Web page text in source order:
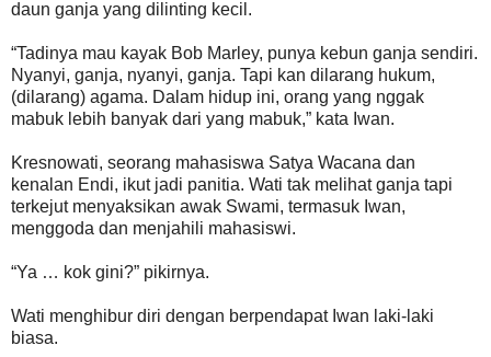
daun ganja yang dilinting kecil.
“Tadinya mau kayak Bob Marley, punya kebun ganja sendiri.
Nyanyi, ganja, nyanyi, ganja. Tapi kan dilarang hukum,
(dilarang) agama. Dalam hidup ini, orang yang nggak
mabuk lebih banyak dari yang mabuk,” kata Iwan.
Kresnowati, seorang mahasiswa Satya Wacana dan
kenalan Endi, ikut jadi panitia. Wati tak melihat ganja tapi
terkejut menyaksikan awak Swami, termasuk Iwan,
menggoda dan menjahili mahasiswi.
“Ya … kok gini?” pikirnya.
Wati menghibur diri dengan berpendapat Iwan laki-laki
biasa.